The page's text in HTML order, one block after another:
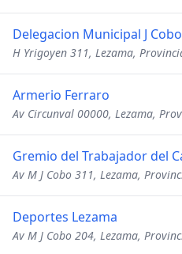
Delegacion Municipal J Cobo
H Yrigoyen 311, Lezama,
Armerio Ferraro
Av Circunval 00000, Lezama,
Gremio del Trabajador del
Av M J Cobo 311, Lezama,
Deportes Lezama
Av M J Cobo 204, Lezama,